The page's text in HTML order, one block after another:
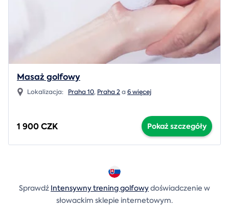
Masaż golfowy
Lokalizacja: Praha 10, Praha 2 a 6 więcej
1 900 CZK Pokaż szczegóły
Sprawdź Intensywny trening golfowydoświadczenie w
słowackim sklepie internetowym.